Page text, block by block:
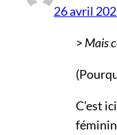
26 avril
> Mais
C’est